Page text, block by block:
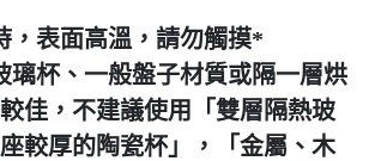
，表面高溫，請勿觸摸*
璃杯、一般盤子材質或隔一層烘
佳，不建議使用「雙層隔熱玻
較厚的陶瓷杯」，「金屬、木